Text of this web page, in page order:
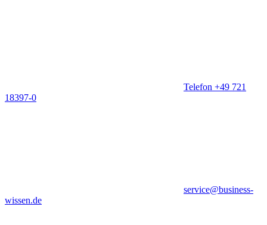
Telefon +49 721
18397-0
service@business-
wissen.de